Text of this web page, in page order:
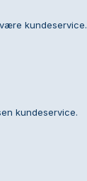
kundeservice.
kundeservice.